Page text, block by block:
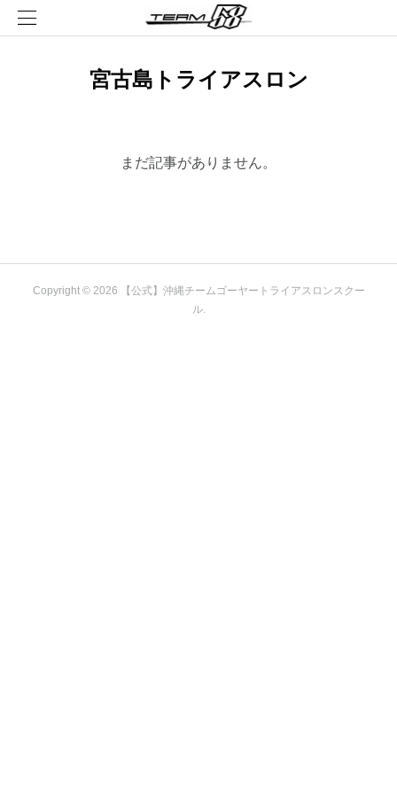
宮古島トライアスロン
まだ記事がありません。
Copyright © 2026
【公式】沖縄チームゴーヤートライアスロンスクー
ル.